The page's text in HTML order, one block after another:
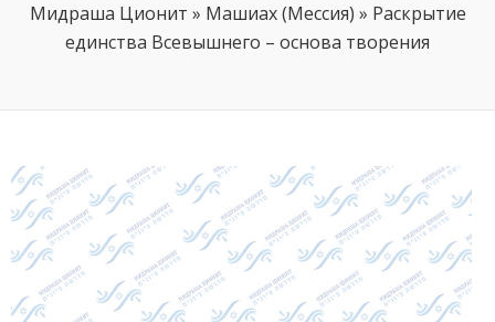
Мидраша Ционит » Машиах (Мессия) » Раскрытие
единства Всевышнего – основа творения